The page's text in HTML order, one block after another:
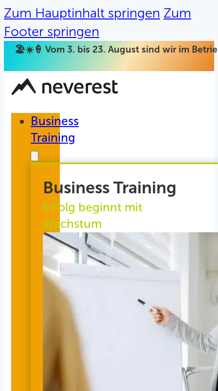
Zum Hauptinhalt springen Zum
Footer springen
🏖️☀️🍦 Vom 3. bis 23. August sind wir im
Business
Training
Business Training
Erfolg beginnt mit
Wachstum